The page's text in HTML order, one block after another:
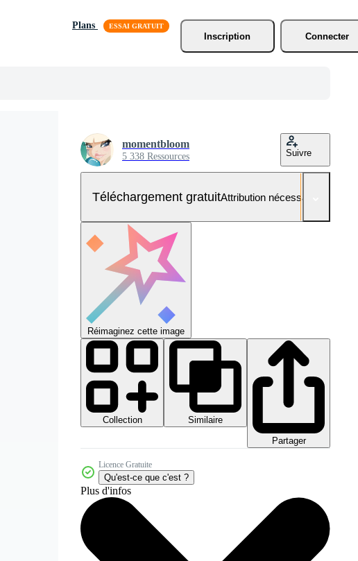
Plans
Inscription
Connecter
momentbloom
5 338 Ressources Suivre
Téléchargement gratuitAttribution nécessaire
Réimaginez cette image
Collection
Similaire
Partager
Licence Gratuite
Qu'est-ce que c'est ?
Plus d'infos